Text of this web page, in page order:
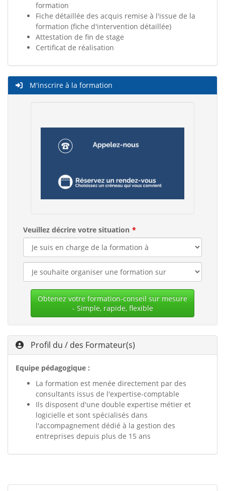
formation
Fiche détaillée des acquis remise à l'issue de la
formation (fiche d'intervention détaillée)
Attestation de fin de stage
Certificat de réalisation
M'inscrire à la formation
Veuillez décrire votre situation
Obtenez votre formation-conseil sur mesure
- Simple, rapide, flexible
Profil du / des Formateur(s)
Equipe pédagogique :
La formation est menée directement par des
consultants issus de l'expertise-comptable
Ils disposent d'une double expertise métier et
logicielle et sont spécialisés dans
l'accompagnement dédié à la gestion des
entreprises depuis plus de 15 ans